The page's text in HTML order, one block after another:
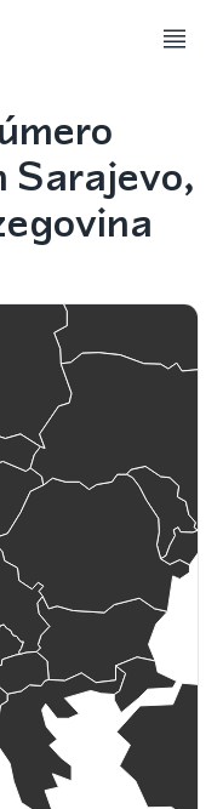
Sarajevo,